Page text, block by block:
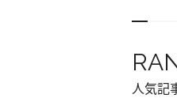
人気記